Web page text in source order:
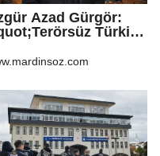
Azad Gürgör:
Türkiye
İçin Yeni Bir